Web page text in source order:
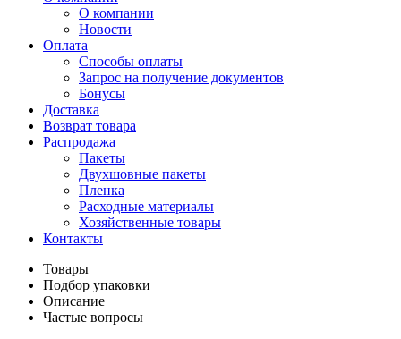
О компании
Новости
Оплата
Способы оплаты
Запрос на получение документов
Бонусы
Доставка
Возврат товара
Распродажа
Пакеты
Двухшовные пакеты
Пленка
Расходные материалы
Хозяйственные товары
Контакты
Товары
Подбор упаковки
Описание
Частые вопросы